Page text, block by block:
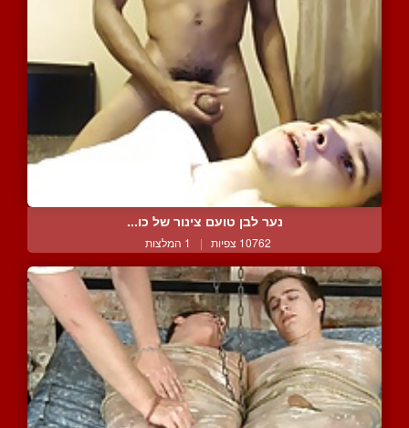
נער לבן טועם צינור של כו...
10762 צפיות | 1 המלצות